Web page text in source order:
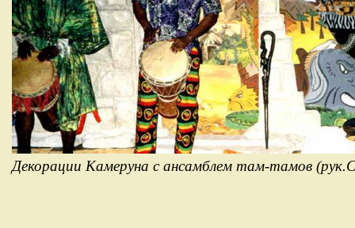
Декорации Камеруна с ансамблем там-